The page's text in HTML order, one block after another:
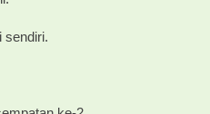
sendiri.